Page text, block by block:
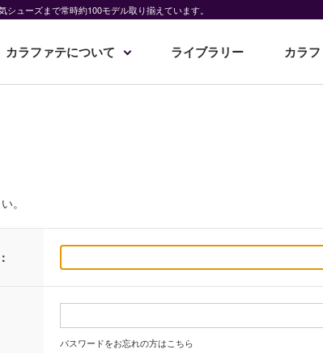
ューズまで常時約100モデル取り揃えています。
カラファテについて ライブラリー カラ
。
パスワードをお忘れの方はこちら